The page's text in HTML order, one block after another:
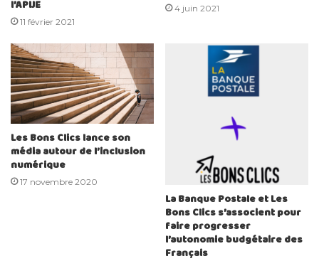
l’APIJE
11 février 2021
4 juin 2021
Les Bons Clics lance son
média autour de l’inclusion
numérique
17 novembre 2020
La Banque Postale et Les
Bons Clics s’associent pour
faire progresser
l’autonomie budgétaire des
Français